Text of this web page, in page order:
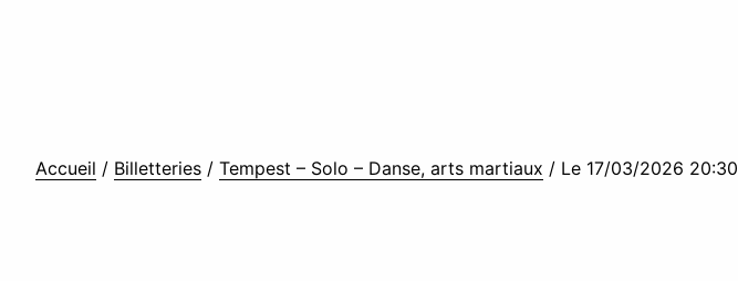
Accueil / Billetteries / Tempest – Solo – Danse, arts martiaux / Le 17/03/2026 20:30